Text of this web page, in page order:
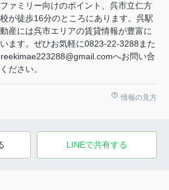
ファミリー向けのポイント、呉市立仁方
が徒歩16分のところにあります。呉駅
産には呉市エリアの賃貸情報が豊富に
ます。ぜひお気軽に0823-22-3288また
へお問い合
ださい。
情報の見方
LINEで共有する